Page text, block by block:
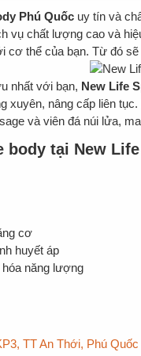
Phú Quốc uy tín và
vụ chất lượng cao và
cơ thể của bạn. Từ đó
nhất với bạn, New Life
nâng cấp liên
và viên đá núi lửa,
body tại New
cơ
huyết áp
năng lượng
TT An Thới, Phú Quốc